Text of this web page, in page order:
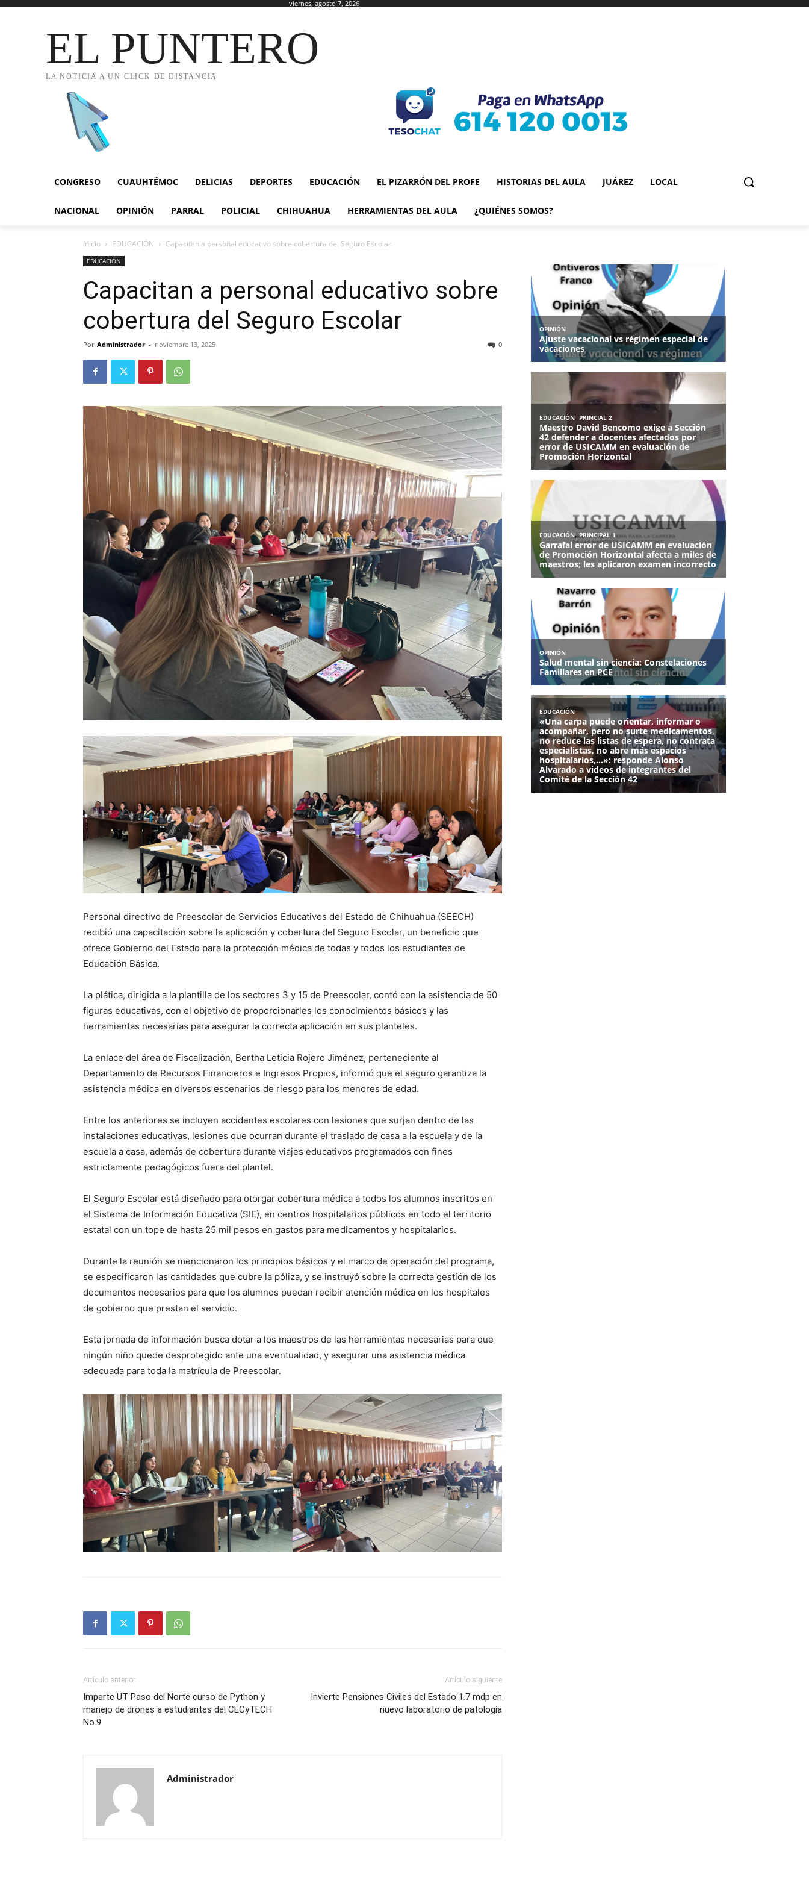
viernes, agosto 7, 2026
EL PUNTERO
LA NOTICIA A UN CLICK DE DISTANCIA
CONGRESO CUAUHTÉMOC DELICIAS DEPORTES EDUCACIÓN EL PIZARRÓN DEL PROFE HISTORIAS DEL AULA JUÁREZ LOCAL
NACIONAL OPINIÓN PARRAL POLICIAL CHIHUAHUA HERRAMIENTAS DEL AULA ¿QUIÉNES SOMOS?
Inicio EDUCACIÓN Capacitan a personal educativo sobre cobertura del Seguro Escolar
EDUCACIÓN
Capacitan a personal educativo sobre
cobertura del Seguro Escolar
Por Administrador - noviembre 13, 2025 0
Personal directivo de Preescolar de Servicios Educativos del Estado de Chihuahua (SEECH)
recibió una capacitación sobre la aplicación y cobertura del Seguro Escolar, un beneficio que
ofrece Gobierno del Estado para la protección médica de todas y todos los estudiantes de
Educación Básica.
La plática, dirigida a la plantilla de los sectores 3 y 15 de Preescolar, contó con la asistencia de 50
figuras educativas, con el objetivo de proporcionarles los conocimientos básicos y las
herramientas necesarias para asegurar la correcta aplicación en sus planteles.
La enlace del área de Fiscalización, Bertha Leticia Rojero Jiménez, perteneciente al
Departamento de Recursos Financieros e Ingresos Propios, informó que el seguro garantiza la
asistencia médica en diversos escenarios de riesgo para los menores de edad.
Entre los anteriores se incluyen accidentes escolares con lesiones que surjan dentro de las
instalaciones educativas, lesiones que ocurran durante el traslado de casa a la escuela y de la
escuela a casa, además de cobertura durante viajes educativos programados con fines
estrictamente pedagógicos fuera del plantel.
El Seguro Escolar está diseñado para otorgar cobertura médica a todos los alumnos inscritos en
el Sistema de Información Educativa (SIE), en centros hospitalarios públicos en todo el territorio
estatal con un tope de hasta 25 mil pesos en gastos para medicamentos y hospitalarios.
Durante la reunión se mencionaron los principios básicos y el marco de operación del programa,
se especificaron las cantidades que cubre la póliza, y se instruyó sobre la correcta gestión de los
documentos necesarios para que los alumnos puedan recibir atención médica en los hospitales
de gobierno que prestan el servicio.
Esta jornada de información busca dotar a los maestros de las herramientas necesarias para que
ningún niño quede desprotegido ante una eventualidad, y asegurar una asistencia médica
adecuada para toda la matrícula de Preescolar.
Artículo anterior
Imparte UT Paso del Norte curso de Python y
manejo de drones a estudiantes del CECyTECH
No.9
Artículo siguiente
Invierte Pensiones Civiles del Estado 1.7 mdp en
nuevo laboratorio de patología
Administrador